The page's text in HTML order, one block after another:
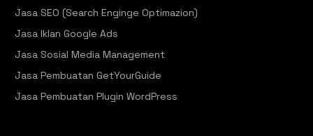
Jasa SEO (Search Enginge Optimazion)
Jasa Iklan Google Ads
Jasa Sosial Media Management
Jasa Pembuatan GetYourGuide
Jasa Pembuatan Plugin WordPress